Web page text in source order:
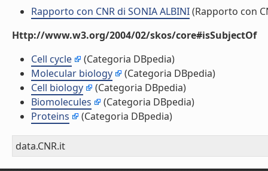
Rapporto con CNR di SONIA ALBINI(Rapporto con
Http://www.w3.org/2004/02/skos/core#isSubjectOf
Cell cycle
(Categoria DBpedia)
Molecular biology
(Categoria DBpedia)
Cell biology
(Categoria DBpedia)
Biomolecules
(Categoria DBpedia)
Proteins
(Categoria DBpedia)
data.CNR.it